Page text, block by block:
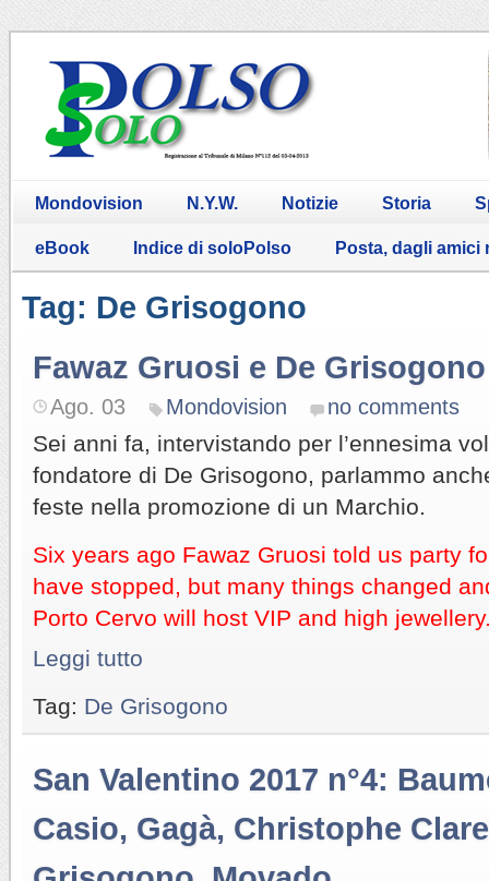
Mondovision N.Y.W. Notizie Storia
eBook Indice di soloPolso Posta, dagli amici
Tag: De Grisogono
Fawaz Gruosi e De Grisogono
Ago. 03 Mondovision no comments
Sei anni fa, intervistando per l’ennesima
fondatore di De Grisogono, parlammo
feste nella promozione di un Marchio.
Six years ago Fawaz Gruosi told us party
have stopped, but many things changed
Porto Cervo will host VIP and high
Leggi tutto
Tag: De Grisogono
San Valentino 2017 n°4:
Casio, Gagà, Christophe